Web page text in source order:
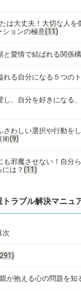
は大丈夫！大切な人を
ションの極意(11)
愛情で結ばれる関係
る自分になる５つの
、自分を好きになる
わしい選択や行動を
術(9)
邪魔させない！自分
には？(11)
トラブル解決マニュ
次
が抱える心の問題を知